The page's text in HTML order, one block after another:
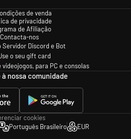
de venda
de privacidade
de Afiliação
Contacta-nos
Servidor Discord e Bot
o seu gift card
para PC e consolas
nossa comunidade
cookies
Português Brasileiro EUR